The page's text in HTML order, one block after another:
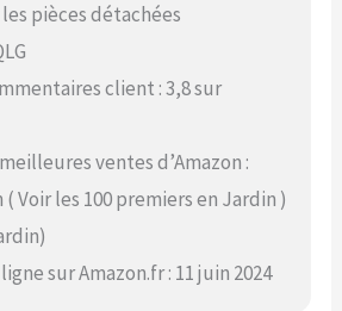
pièces détachées
client : 3,8 sur
ventes d’Amazon :
( Voir les 100 premiers en Jardin )
sur Amazon.fr : 11 juin 2024